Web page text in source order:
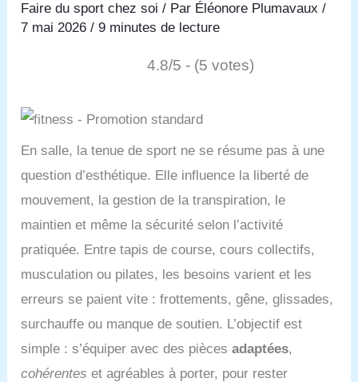
Faire du sport chez soi / Par Éléonore Plumavaux/
7 mai 2026/9 minutes de lecture
4.8/5 - (5 votes)
En salle, la tenue de sport ne se résume pas à une
question d’esthétique. Elle influence la liberté de
mouvement, la gestion de la transpiration, le
maintien et même la sécurité selon l’activité
pratiquée. Entre tapis de course, cours collectifs,
musculation ou pilates, les besoins varient et les
erreurs se paient vite : frottements, gêne, glissades,
surchauffe ou manque de soutien. L’objectif est
simple : s’équiper avec des piècesadaptées,
cohérentes et agréables à porter, pour rester